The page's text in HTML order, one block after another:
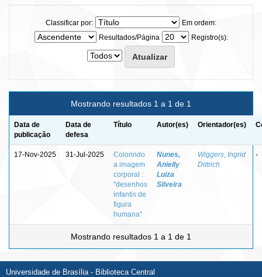
Classificar por:
Em ordem:
Resultados/Página
Registro(s):
Mostrando resultados 1 a 1 de 1
Data de
publicação
Data de
defesa
Título Autor(es) Orientador(es)
17-Nov-2025 31-Jul-2025
Colorindo
a imagem
corporal :
"desenhos
infantis de
figura
humana"
Nunes,
Anielly
Luiza
Silveira
Wiggers, Ingrid
Dittrich
-
Mostrando resultados 1 a 1 de 1
Universidade de Brasília - Biblioteca Central